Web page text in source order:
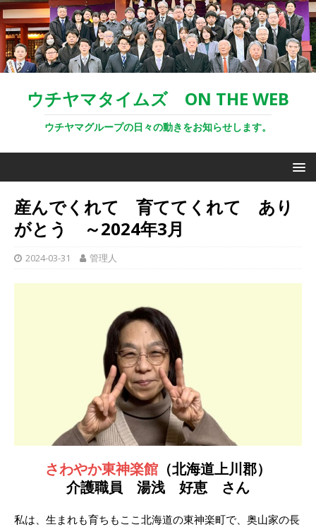
ウチヤマタイムズ ON THE WEB
ウチヤマグループの日々の動きをお知らせします。
産んでくれて 育ててくれて あり
がとう ～2024年3月
2024-03-31 管理人
さわやか東神楽館 （北海道上川郡）
介護職員 湯浅 好恵 さん
私は、生まれも育ちもここ北海道の東神楽町で、奥山家の長